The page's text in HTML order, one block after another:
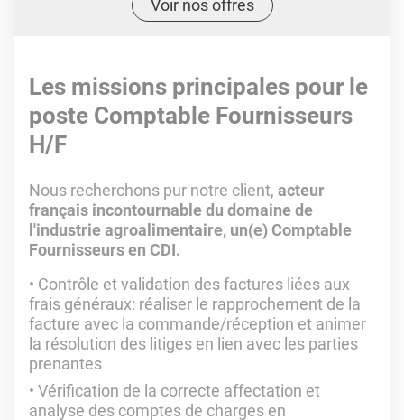
Voir nos offres
Les missions principales pour le
poste Comptable Fournisseurs
H/F
Nous recherchons pur notre client, acteur
français incontournable du domaine de
l'industrie agroalimentaire, un(e) Comptable
Fournisseurs en CDI.
Contrôle et validation des factures liées aux
frais généraux: réaliser le rapprochement de la
facture avec la commande/réception et animer
la résolution des litiges en lien avec les parties
prenantes
Vérification de la correcte affectation et
analyse des comptes de charges en